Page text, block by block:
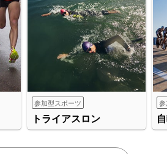
トライアスロン
参加型スポーツ